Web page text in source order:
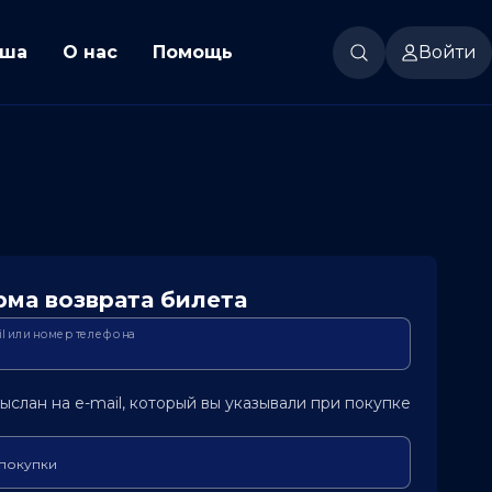
О нас Помощь Войти
возврата билета
или номер телефона
на e-mail, который вы указывали при покупке